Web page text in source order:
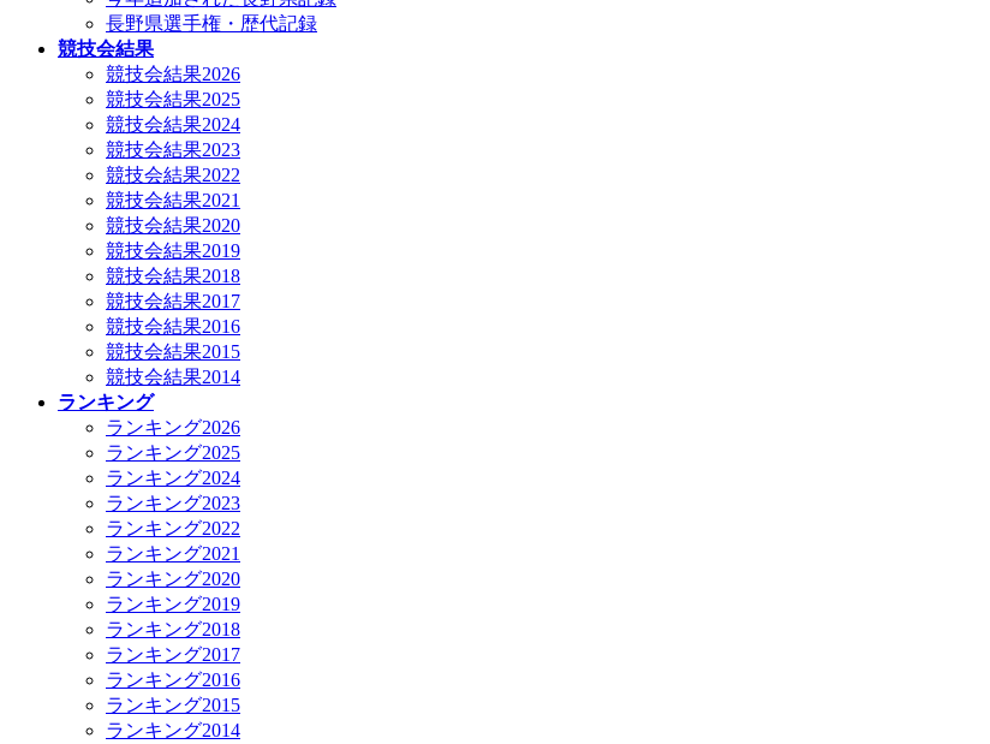
長野県選手権・歴代記録
競技会結果
競技会結果2026
競技会結果2025
競技会結果2024
競技会結果2023
競技会結果2022
競技会結果2021
競技会結果2020
競技会結果2019
競技会結果2018
競技会結果2017
競技会結果2016
競技会結果2015
競技会結果2014
ランキング
ランキング2026
ランキング2025
ランキング2024
ランキング2023
ランキング2022
ランキング2021
ランキング2020
ランキング2019
ランキング2018
ランキング2017
ランキング2016
ランキング2015
ランキング2014